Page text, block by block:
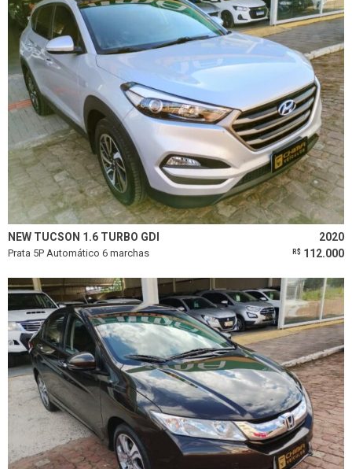
NEW TUCSON 1.6 TURBO GDI 2020
Prata 5P Automático 6 marchas R$ 112.000